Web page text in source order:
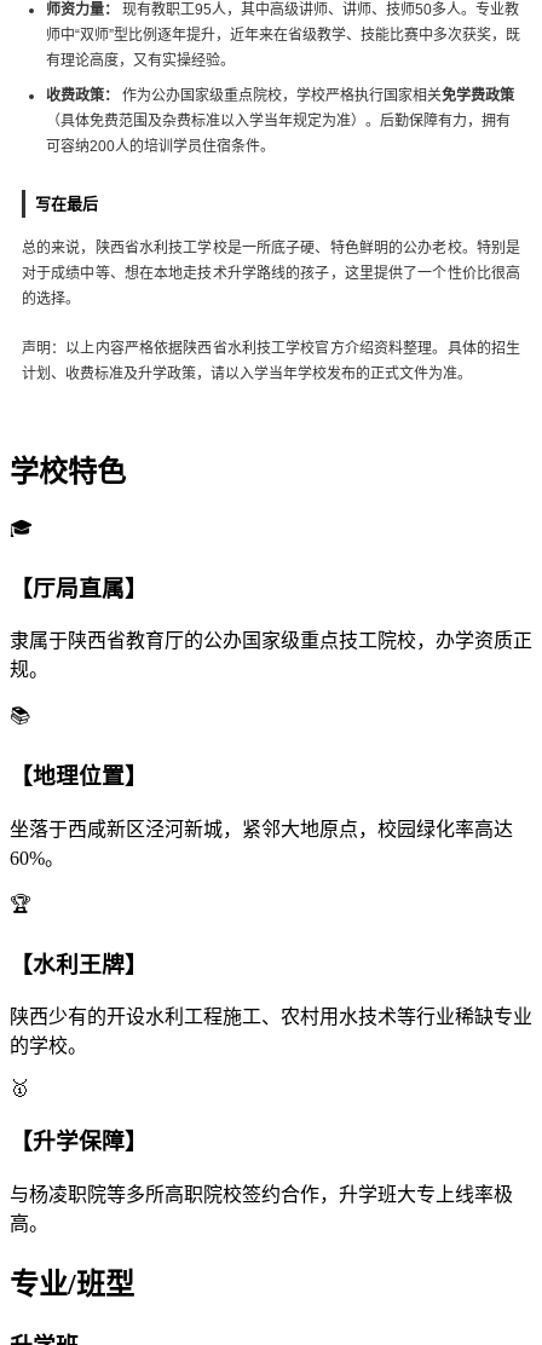
师资力量：
现有教职工95人，其中高级讲师、讲师、技师50多人。专业教
师中“双师”型比例逐年提升，近年来在省级教学、技能比赛中多次获奖，既
有理论高度，又有实操经验。
收费政策： 作为公办国家级重点院校，学校严格执行国家相关免学费政策
（具体免费范围及杂费标准以入学当年规定为准）。后勤保障有力，拥有
可容纳200人的培训学员住宿条件。
写在最后
总的来说，陕西省水利技工学校是一所底子硬、特色鲜明的公办老校。特别是
对于成绩中等、想在本地走技术升学路线的孩子，这里提供了一个性价比很高
的选择。
声明：以上内容严格依据陕西省水利技工学校官方介绍资料整理。具体的招生
计划、收费标准及升学政策，请以入学当年学校发布的正式文件为准。
学校特色
🎓
【厅局直属】
隶属于陕西省教育厅的公办国家级重点技工院校，办学资质正
规。
📚
【地理位置】
坐落于西咸新区泾河新城，紧邻大地原点，校园绿化率高达
60%。
🏆
【水利王牌】
陕西少有的开设水利工程施工、农村用水技术等行业稀缺专业
的学校。
🥇
【升学保障】
与杨凌职院等多所高职院校签约合作，升学班大专上线率极
高。
专业/班型